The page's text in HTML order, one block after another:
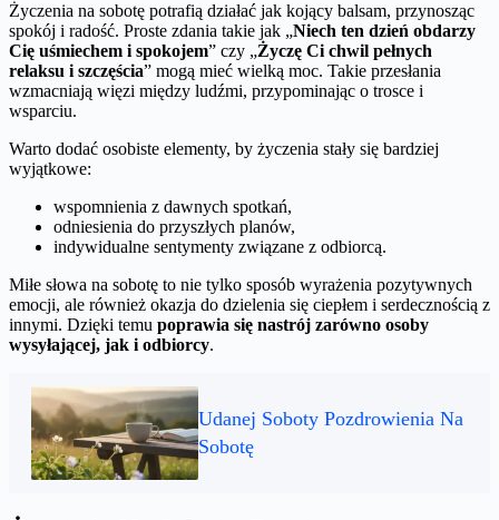
Życzenia na sobotę potrafią działać jak kojący balsam, przynosząc
spokój i radość. Proste zdania takie jak „Niech ten dzień obdarzy
Cię uśmiechem i spokojem” czy „Życzę Ci chwil pełnych
relaksu i szczęścia” mogą mieć wielką moc. Takie przesłania
wzmacniają więzi między ludźmi, przypominając o trosce i
wsparciu.
Warto dodać osobiste elementy, by życzenia stały się bardziej
wyjątkowe:
wspomnienia z dawnych spotkań,
odniesienia do przyszłych planów,
indywidualne sentymenty związane z odbiorcą.
Miłe słowa na sobotę to nie tylko sposób wyrażenia pozytywnych
emocji, ale również okazja do dzielenia się ciepłem i serdecznością z
innymi. Dzięki temu poprawia się nastrój zarówno osoby
wysyłającej, jak i odbiorcy.
Udanej Soboty Pozdrowienia Na
Sobotę